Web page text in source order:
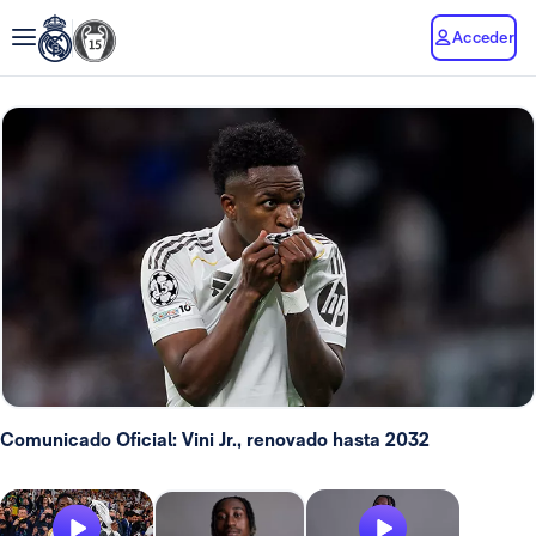
Acceder
Comunicado Oficial: Vini Jr., renovado hasta 2032